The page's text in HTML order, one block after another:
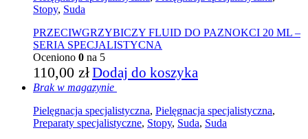
Stopy, Suda
PRZECIWGRZYBICZY FLUID DO PAZNOKCI 20 ML –
SERIA SPECJALISTYCNA
Oceniono 0 na 5
110,00 złDodaj do koszyka
Brak w magazynie
Pielęgnacja specjalistyczna, Pielęgnacja specjalistyczna,
Preparaty specjalistyczne, Stopy, Suda, Suda